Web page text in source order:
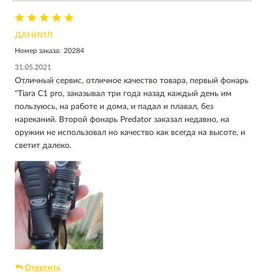
ДАНИИЛ
Номер заказа: 20284
31.05.2021
Отличный сервис, отличное качество товара, первый фонарь
"Tiara C1 pro, заказывал три года назад каждый день им
пользуюсь, на работе и дома, и падал и плавал, без
нареканий. Второй фонарь Predator заказал недавно, на
оружии не использовал но качество как всегда на высоте, и
светит далеко.
Ответить